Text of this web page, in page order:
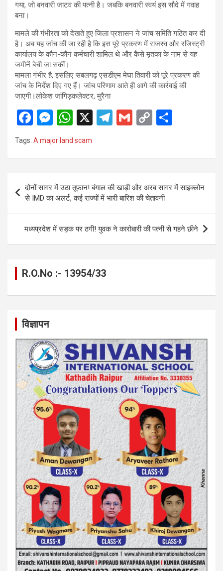
गया, जो बनवारी जाटव की पत्नी है। जबकि बनवारी स्वयं इस सौदे में गवाह
बना।
मामले की गंभीरता को देखते हुए जिला प्रशासन ने जांच समिति गठित कर दी
है। अब यह जांच की जा रही है कि इस पूरे प्रकरण में राजस्व और रजिस्ट्री
कार्यालय के कौन-कौन कर्मचारी शामिल थे और कैसे मृतका के नाम से यह
जमीनें बेची जा सकीं।
मामला गंभीर है, इसलिए सबलगढ़ एसडीएम मेघा तिवारी को पूरे प्रकरण की
जांच के निर्देश दिए गए हैं। जांच परिणाम आते ही आगे की कार्रवाई की
जाएगी।लोकेश जांगिड़कलेक्टर, मुरैना
F
a
ce
o
o
k
M
es
se
g
er
W
at
A
p
p
X
T
a
m
G
C
n
k
Tags: A major land scam
Post
navigation
दोनों सागर में उठा तूफान! बंगाल की खाड़ी और अरब सागर में साइक्लोन
से IMD का अलर्ट, कई राज्यों में भारी बारिश की चेतावनी
मध्यप्रदेश में सड़क पर ठगी! युवक ने कारोबारी की पत्नी से गहने छीने
R.O.No :- 13954/33
विज्ञापन